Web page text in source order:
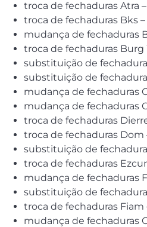
troca de fechaduras Atra –
troca de fechaduras Bks –
mudança de fechaduras
troca de fechaduras Burg
substituição de
substituição de
mudança de fechaduras
mudança de fechaduras
troca de fechaduras
troca de fechaduras Dom
substituição de
troca de fechaduras
mudança de fechaduras
substituição de
troca de fechaduras Fiam
mudança de fechaduras